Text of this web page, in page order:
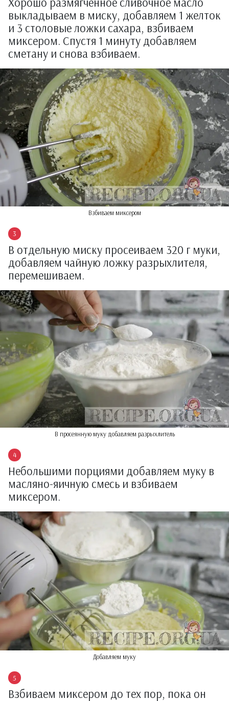
выкладываем в миску, добавляем 1 желток
и 3 столовые ложки сахара, взбиваем
миксером. Спустя 1 минуту добавляем
сметану и снова взбиваем.
Взбиваем миксером
В отдельную миску просеиваем 320 г муки,
добавляем чайную ложку разрыхлителя,
перемешиваем.
В просеянную муку добавляем разрыхлитель
Небольшими порциями добавляем муку в
масляно-яичную смесь и взбиваем
миксером.
Добавляем муку
Взбиваем миксером до тех пор, пока он